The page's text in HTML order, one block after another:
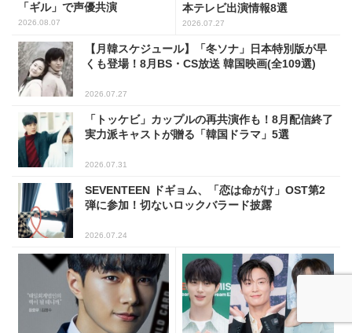
「ギル」で声優共演
2026.08.07
本テレビ出演情報8選
2026.07.27
【月韓スケジュール】「冬ソナ」日本特別版が早
くも登場！8月BS・CS放送 韓国映画(全109選)
2026.07.27
「トッケビ」カップルの再共演作も！8月配信終了
実力派キャストが贈る「韓国ドラマ」5選
2026.07.31
SEVENTEEN ドギョム、「恋は命がけ」OST第2
弾に参加！切ないロックバラード披露
2026.07.24